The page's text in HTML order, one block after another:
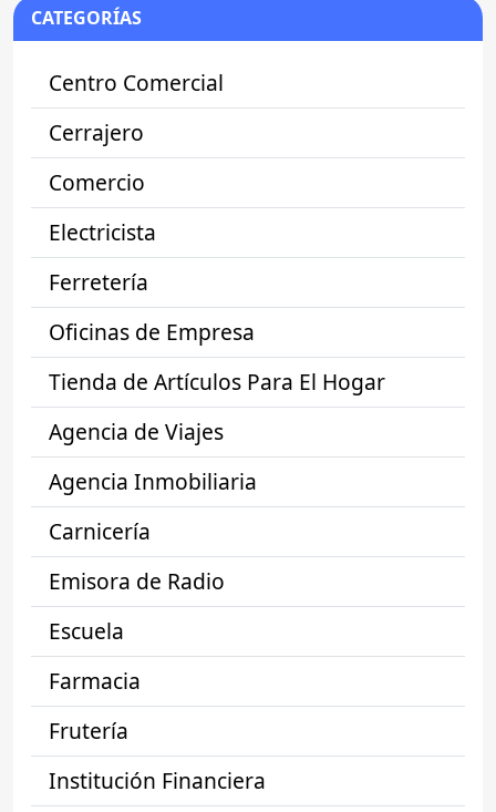
CATEGORÍAS
Centro Comercial
Cerrajero
Comercio
Electricista
Ferretería
Oficinas de Empresa
Tienda de Artículos Para El Hogar
Agencia de Viajes
Agencia Inmobiliaria
Carnicería
Emisora de Radio
Escuela
Farmacia
Frutería
Institución Financiera